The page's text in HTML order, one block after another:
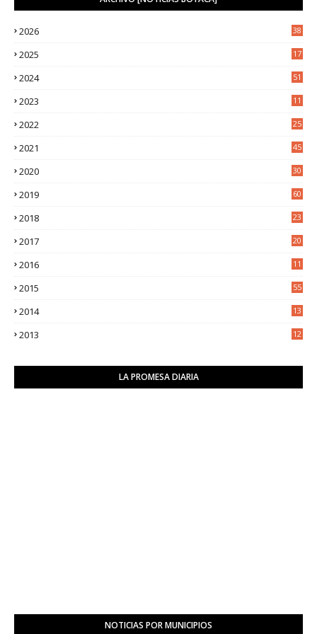
2026 38
2025
17
2024 51
2023
11
2022
25
2021
45
2020
30
2019 60
2018
23
2017
20
2016
11
2015 55
2014
13
2013
12
LA PROMESA DIARIA
NOTICIAS POR MUNICIPIOS